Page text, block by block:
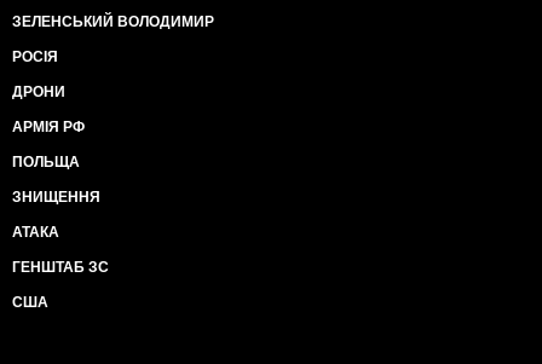
ЗЕЛЕНСЬКИЙ ВОЛОДИМИР
РОСІЯ
ДРОНИ
АРМІЯ РФ
ПОЛЬЩА
ЗНИЩЕННЯ
АТАКА
ГЕНШТАБ ЗС
США